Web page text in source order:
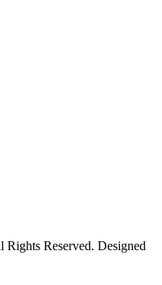
Reserved. Designed